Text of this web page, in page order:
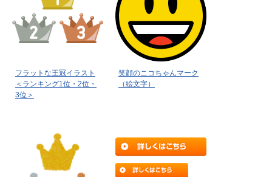
フラットな王冠イラスト
＜ランキング1位・2位・
3位＞
笑顔のニコちゃんマーク
（絵文字）